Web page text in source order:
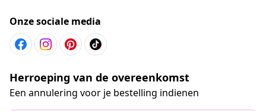
Onze sociale media
Herroeping van de overeenkomst
Een annulering voor je bestelling indienen